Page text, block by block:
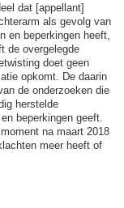
dat [appellant]
als gevolg van
en beperkingen heeft,
de overgelegde
doet geen
opkomt. De daarin
de onderzoeken die
herstelde
beperkingen geeft.
na maart 2018
meer heeft of